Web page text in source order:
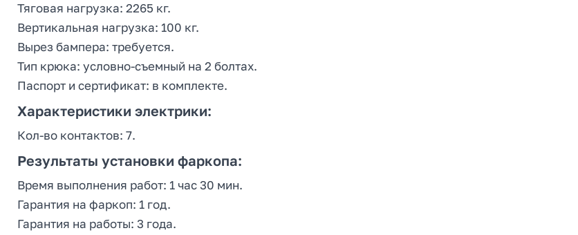
Тяговая нагрузка: 2265 кг.
Вертикальная нагрузка: 100 кг.
Вырез бампера: требуется.
Тип крюка: условно-съемный на 2 болтах.
Паспорт и сертификат: в комплекте.
Характеристики электрики:
Кол-во контактов: 7.
Результаты установки фаркопа:
Время выполнения работ: 1 час 30 мин.
Гарантия на фаркоп: 1 год.
Гарантия на работы: 3 года.